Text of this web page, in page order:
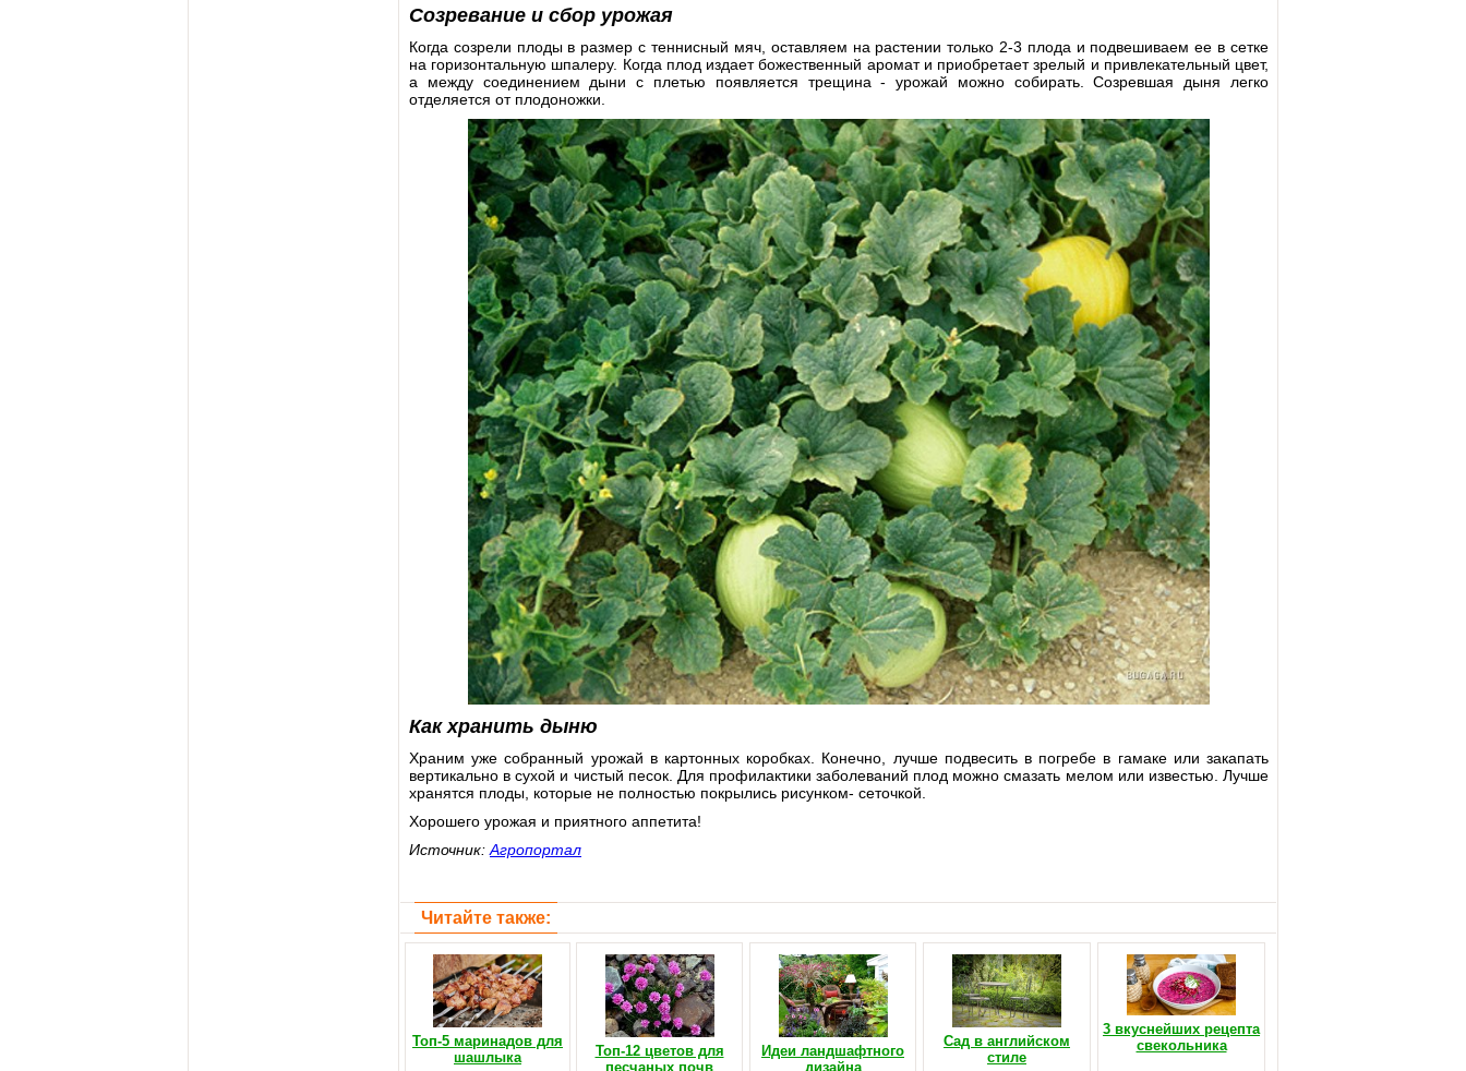
Созревание и сбор урожая
Когда созрели плоды в размер с теннисный мяч, оставляем на растении только 2-3 плода и подвешиваем ее в сетке
на горизонтальную шпалеру. Когда плод издает божественный аромат и приобретает зрелый и привлекательный цвет,
а между соединением дыни с плетью появляется трещина - урожай можно собирать. Созревшая дыня легко
отделяется от плодоножки.
Как хранить дыню
Храним уже собранный урожай в картонных коробках. Конечно, лучше подвесить в погребе в гамаке или закапать
вертикально в сухой и чистый песок. Для профилактики заболеваний плод можно смазать мелом или известью. Лучше
хранятся плоды, которые не полностью покрылись рисунком- сеточкой.
Хорошего урожая и приятного аппетита!
Источник: Агропортал
Читайте также:
Топ-5 маринадов для
шашлыка
Топ-12 цветов для
песчаных почв
Идеи ландшафтного
дизайна
Сад в английском
стиле
3 вкуснейших рецепта
свекольника